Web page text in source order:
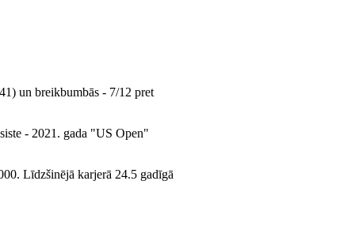
un breikbumbās - 7/12 pret
- 2021. gada "US Open"
Līdzšinējā karjerā 24.5 gadīgā